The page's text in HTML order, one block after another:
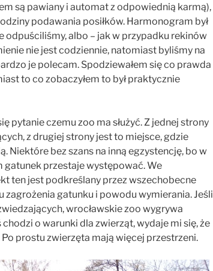
są pawiany i automat z odpowiednią karmą),
podawania posiłków. Harmonogram był
odpuściliśmy, albo – jak w przypadku rekinów
nie jest codziennie, natomiast byliśmy na
je polecam. Spodziewałem się co prawda
to co zobaczyłem to był praktycznie
pytanie czemu zoo ma służyć. Z jednej strony
z drugiej strony jest to miejsce, gdzie
Niektóre bez szans na inną egzystencję, bo w
przestaje występować. We
ten jest podkreślany przez wszechobecne
zagrożenia gatunku i powodu wymierania. Jeśli
wrocławskie zoo wygrywa
o warunki dla zwierząt, wydaje mi się, że
prostu zwierzęta mają więcej przestrzeni.